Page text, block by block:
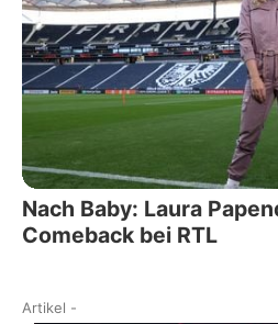
Nach Baby: Laura
Comeback bei RTL
Artikel -